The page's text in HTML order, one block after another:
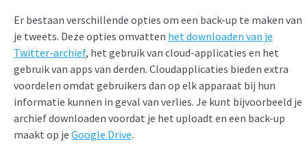
Er bestaan verschillende opties om een back-up te maken van
je tweets. Deze opties omvatten het downloaden van je
Twitter-archief, het gebruik van cloud-applicaties en het
gebruik van apps van derden. Cloudapplicaties bieden extra
voordelen omdat gebruikers dan op elk apparaat bij hun
informatie kunnen in geval van verlies. Je kunt bijvoorbeeld je
archief downloaden voordat je het uploadt en een back-up
maakt op je Google Drive.